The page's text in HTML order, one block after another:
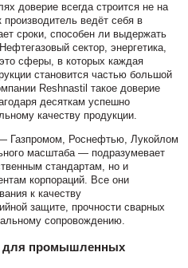
доверие всегда строится не на
ведёт себя в
сроки, способен ли выдержать
сектор, энергетика,
сферы, в которых каждая
становится частью большой
Reshnastil такое доверие
десяткам успешно
качеству продукции.
Газпромом, Роснефтью, Лукойлом
масштаба — подразумевает
стандартам, но и
корпораций. Все они
к качеству
защите, прочности сварных
сопровождению.
для промышленных